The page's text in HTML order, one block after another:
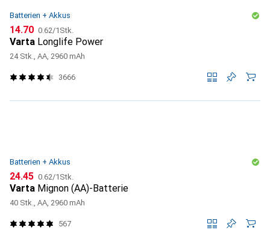
Batterien + Akkus
CHF
14.70 CHF
0.62/1Stk.
Varta Longlife Power
24 Stk., AA, 2960 mAh
3666
Batterien + Akkus
CHF
24.45 CHF
0.62/1Stk.
Varta Mignon (AA)-Batterie
40 Stk., AA, 2960 mAh
567